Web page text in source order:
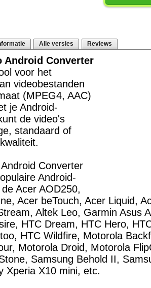
Alle versies Reviews
Android Converter
voor het
videobestanden
(MPEG4, AAC)
je Android-
de video's
standaard of
Converter
Android-
Acer AOD250,
Acer beTouch, Acer Liquid,
Altek Leo, Garmin Asus
HTC Dream, HTC Hero,
HTC Wildfire, Motorola
Motorola Droid, Motorola
Samsung Behold II,
Xperia X10 mini, etc.